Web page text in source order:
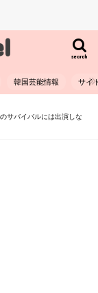
search
韓国芸能情報 サイ
サバイバルには出演しな